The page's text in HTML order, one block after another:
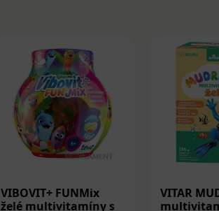
VIBOVIT+ FUNMix
želé multivitamíny s
VITAR